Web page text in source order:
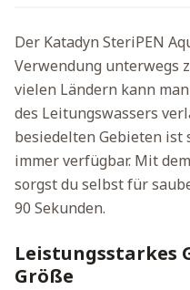
Der Katadyn SteriPEN
Verwendung unterwegs
vielen Ländern kann
des Leitungswassers
besiedelten Gebieten
immer verfügbar. Mit
sorgst du selbst für
90 Sekunden.
Leistungsstarkes
Größe